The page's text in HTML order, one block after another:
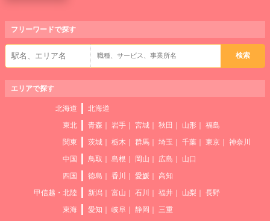
フリーワードで探す
エリアで探す
北海道
北海道
東北
青森 岩手 宮城 秋田 山形
福島
関東
茨城 栃木 群馬 埼玉 千葉 東京
神奈川
中国
鳥取 島根 岡山 広島
山口
四国
徳島 香川 愛媛
高知
甲信越・北陸
新潟 富山 石川 福井 山梨
長野
東海
愛知 岐阜 静岡
三重